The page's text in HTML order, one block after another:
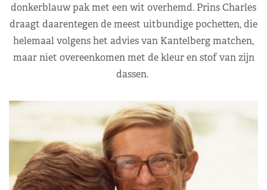
donkerblauw pak met een wit overhemd. Prins Charles
draagt daarentegen de meest uitbundige pochetten, die
helemaal volgens het advies van Kantelberg matchen,
maar niet overeenkomen met de kleur en stof van zijn
dassen.